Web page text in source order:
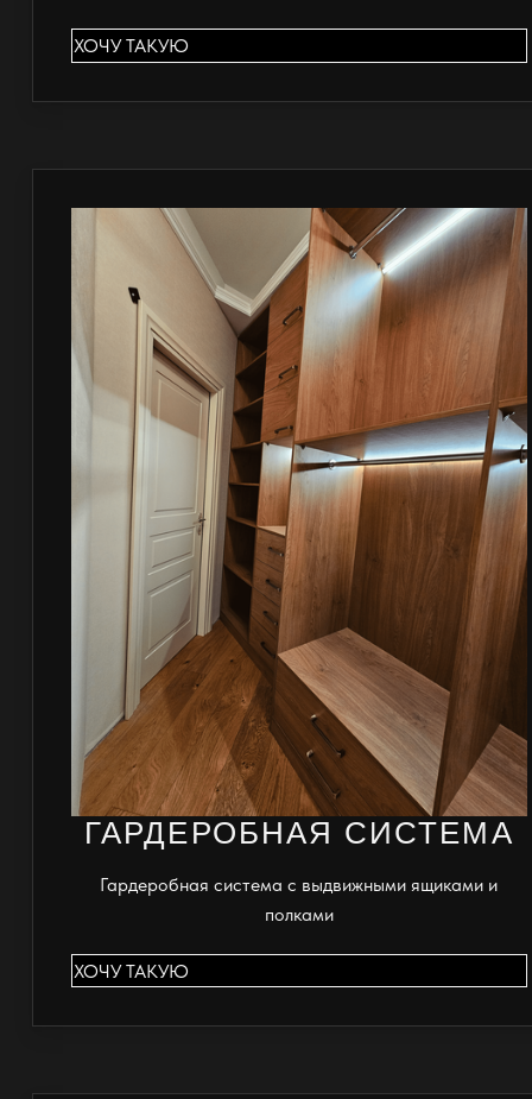
ХОЧУ ТАКУЮ
ГАРДЕРОБНАЯ СИСТЕМА
Гардеробная система с выдвижными ящиками и
полками
ХОЧУ ТАКУЮ